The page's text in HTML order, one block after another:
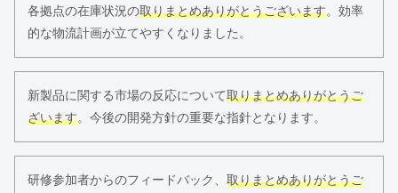
各拠点の在庫状況の取りまとめありがとうございます。効率
的な物流計画が立てやすくなりました。
新製品に関する市場の反応について取りまとめありがとうご
ざいます。今後の開発方針の重要な指針となります。
研修参加者からのフィードバック、 取りまとめありがとうご